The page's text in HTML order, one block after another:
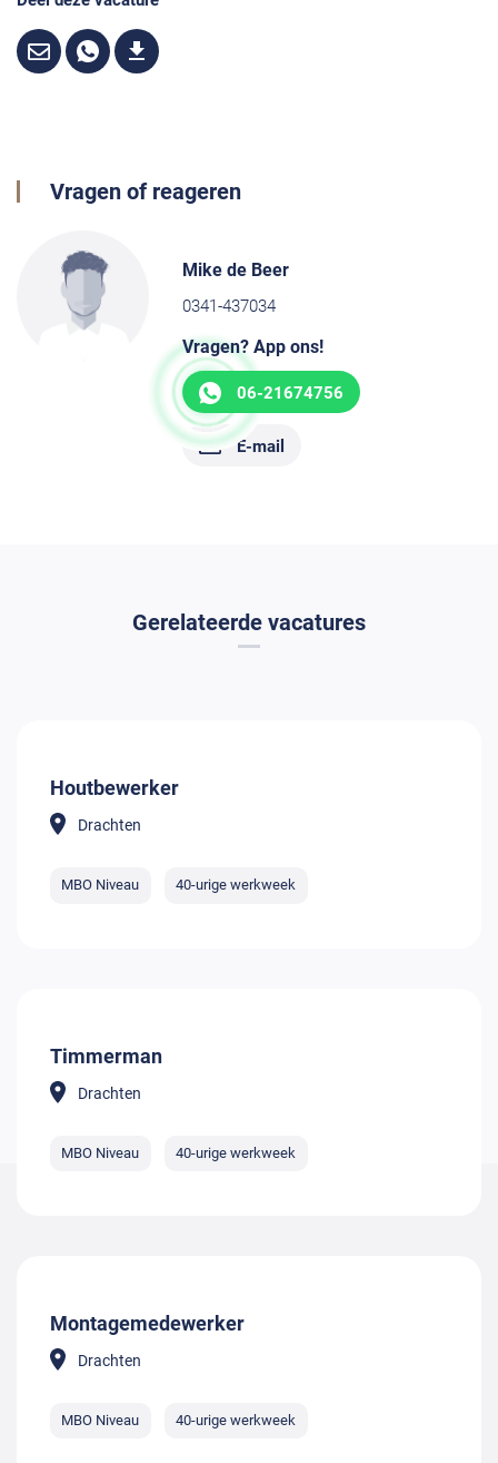
Vragen of reageren
Mike de Beer
0341-437034
Vragen? App ons!
06-21674756
E-mail
Gerelateerde vacatures
Houtbewerker
Drachten
MBO Niveau 40-urige werkweek
Timmerman
Drachten
MBO Niveau 40-urige werkweek
Montagemedewerker
Drachten
MBO Niveau 40-urige werkweek